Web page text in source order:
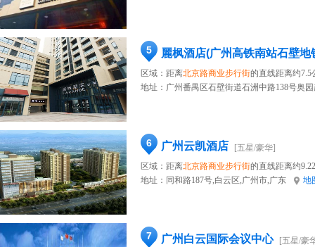
5 麗枫酒店(广州高铁南站石壁地
区域：距离北京路商业步行街的直线距离约7.5
地址： 广州番禺区石壁街道石洲中路138号奥
6 广州云凯酒店
[五星/豪华]
区域：距离北京路商业步行街的直线距离约
地址： 同和路187号,白云区,广州市,广东 地
7 广州白云国际会议中心
[五星/豪